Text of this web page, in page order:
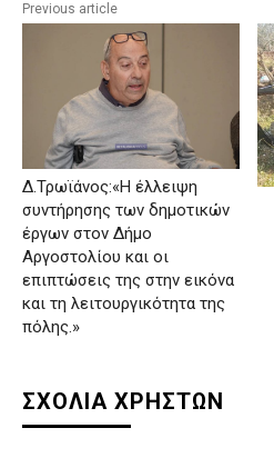
Previous article
Δ.Τρωϊάνος:«Η έλλειψη
συντήρησης των δημοτικών
έργων στον Δήμο
Αργοστολίου και οι
επιπτώσεις της στην εικόνα
και τη λειτουργικότητα της
πόλης.»
ΣΧΟΛΙΑ ΧΡΗΣΤΩΝ